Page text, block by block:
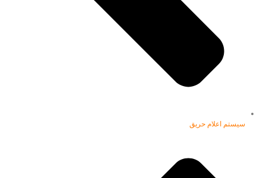
سیستم اعلام حریق